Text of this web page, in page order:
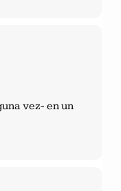
vez- en un